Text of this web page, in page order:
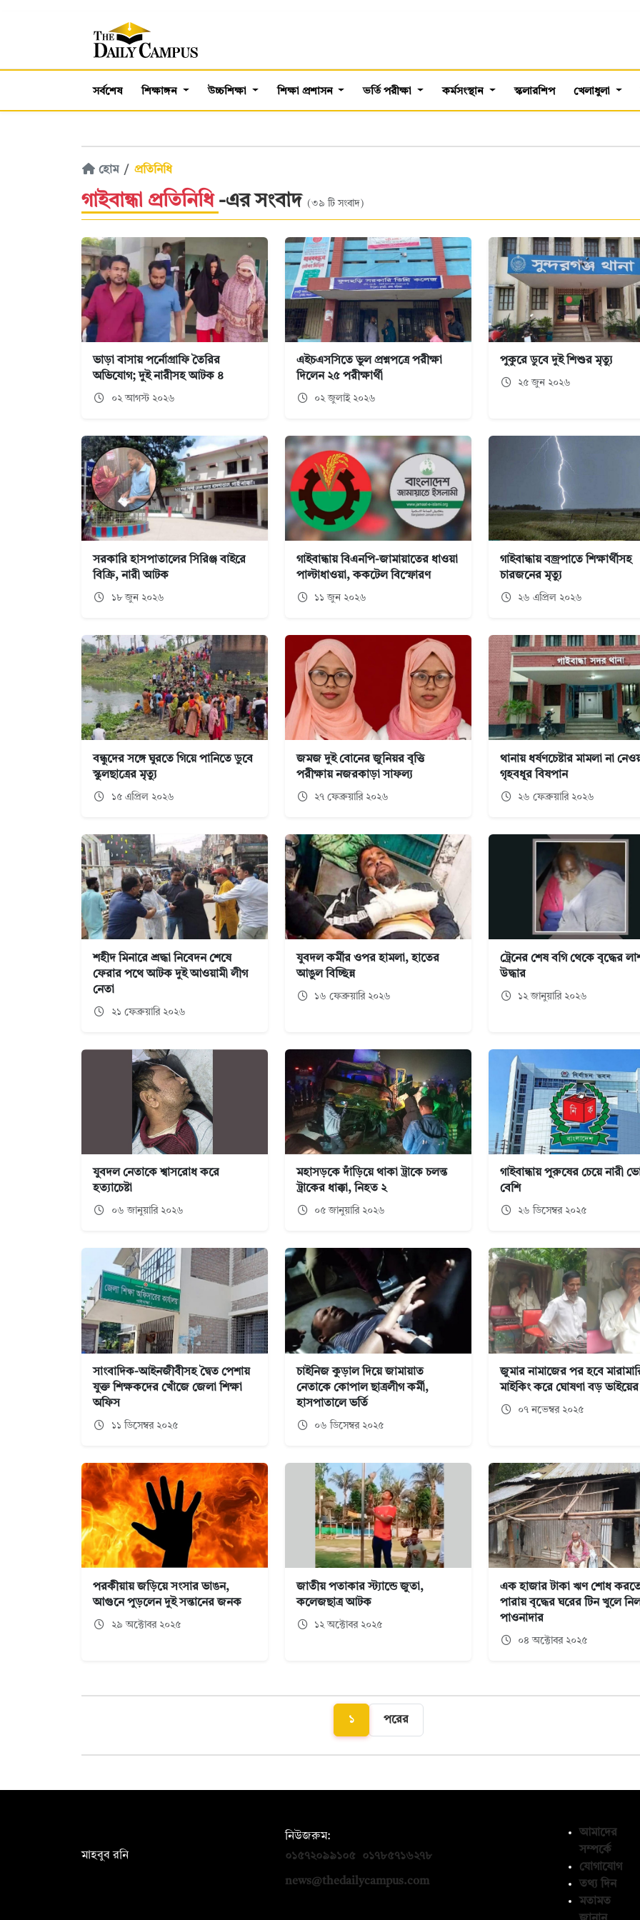
সর্বশেষ শিক্ষাঙ্গন উচ্চশিক্ষা শিক্ষা প্রশাসন ভর্তি পরীক্ষা কর্মসংস্থান স্কলারশিপ খেলাধুলা
হোম প্রতিনিধি
গাইবান্ধা প্রতিনিধি -এর সংবাদ (৩৯ টি সংবাদ)
ভাড়া বাসায় পর্নোগ্রাফি তৈরির
অভিযোগ; দুই নারীসহ আটক ৪
০২ আগস্ট ২০২৬
এইচএসসিতে ভুল প্রশ্নপত্রে পরীক্ষা
দিলেন ২৫ পরীক্ষার্থী
০২ জুলাই ২০২৬
পুকুরে ডুবে দুই শিশুর মৃত্যু
২৫ জুন ২০২৬
সরকারি হাসপাতালের সিরিঞ্জ বাইরে
বিক্রি, নারী আটক
১৮ জুন ২০২৬
গাইবান্ধায় বিএনপি-জামায়াতের ধাওয়া
পাল্টাধাওয়া, ককটেল বিস্ফোরণ
১১ জুন ২০২৬
গাইবান্ধায় বজ্রপাতে শিক্ষার্থীসহ
চারজনের মৃত্যু
২৬ এপ্রিল ২০২৬
বন্ধুদের সঙ্গে ঘুরতে গিয়ে পানিতে ডুবে
স্কুলছাত্রের মৃত্যু
১৫ এপ্রিল ২০২৬
জমজ দুই বোনের জুনিয়র বৃত্তি
পরীক্ষায় নজরকাড়া সাফল্য
২৭ ফেব্রুয়ারি ২০২৬
থানায় ধর্ষণচেষ্টার মামলা না
গৃহবধূর বিষপান
২৬ ফেব্রুয়ারি ২০২৬
শহীদ মিনারে শ্রদ্ধা নিবেদন শেষে
ফেরার পথে আটক দুই আওয়ামী লীগ
নেতা
২১ ফেব্রুয়ারি ২০২৬
যুবদল কর্মীর ওপর হামলা, হাতের
আঙুল বিচ্ছিন্ন
১৬ ফেব্রুয়ারি ২০২৬
ট্রেনের শেষ বগি থেকে বৃদ্ধের
উদ্ধার
১২ জানুয়ারি ২০২৬
যুবদল নেতাকে শ্বাসরোধ করে
হত্যাচেষ্টা
০৬ জানুয়ারি ২০২৬
মহাসড়কে দাঁড়িয়ে থাকা ট্রাকে চলন্ত
ট্রাকের ধাক্কা, নিহত ২
০৫ জানুয়ারি ২০২৬
গাইবান্ধায় পুরুষের চেয়ে নারী
বেশি
২৬ ডিসেম্বর ২০২৫
সাংবাদিক-আইনজীবীসহ দ্বৈত পেশায়
যুক্ত শিক্ষকদের খোঁজে জেলা শিক্ষা
অফিস
১১ ডিসেম্বর ২০২৫
চাইনিজ কুড়াল দিয়ে জামায়াত
নেতাকে কোপাল ছাত্রলীগ কর্মী,
হাসপাতালে ভর্তি
০৬ ডিসেম্বর ২০২৫
জুমার নামাজের পর হবে
মাইকিং করে ঘোষণা বড় ভাইয়ের
০৭ নভেম্বর ২০২৫
পরকীয়ায় জড়িয়ে সংসার ভাঙন,
আগুনে পুড়লেন দুই সন্তানের জনক
২৯ অক্টোবর ২০২৫
জাতীয় পতাকার স্ট্যান্ডে জুতা,
কলেজছাত্র আটক
১২ অক্টোবর ২০২৫
এক হাজার টাকা ঋণ শোধ
পারায় বৃদ্ধের ঘরের টিন খুলে
পাওনাদার
০৪ অক্টোবর ২০২৫
১ পরের
মাহবুব রনি
নিউজরুম:
০১৫৭২০৯৯১০৫
০১৭৮৫৭১৬২৭৮
news@thedailycampus.com
আমাদের
সম্পর্কে
যোগাযোগ
তথ্য দিন
মতামত